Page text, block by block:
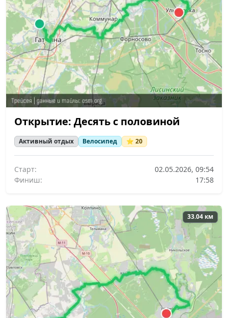
Открытие: Десять с половиной
Активный отдых Велосипед ⭐ 20
Старт:
02.05.2026, 09:54
Финиш:
17:58
33.04 км